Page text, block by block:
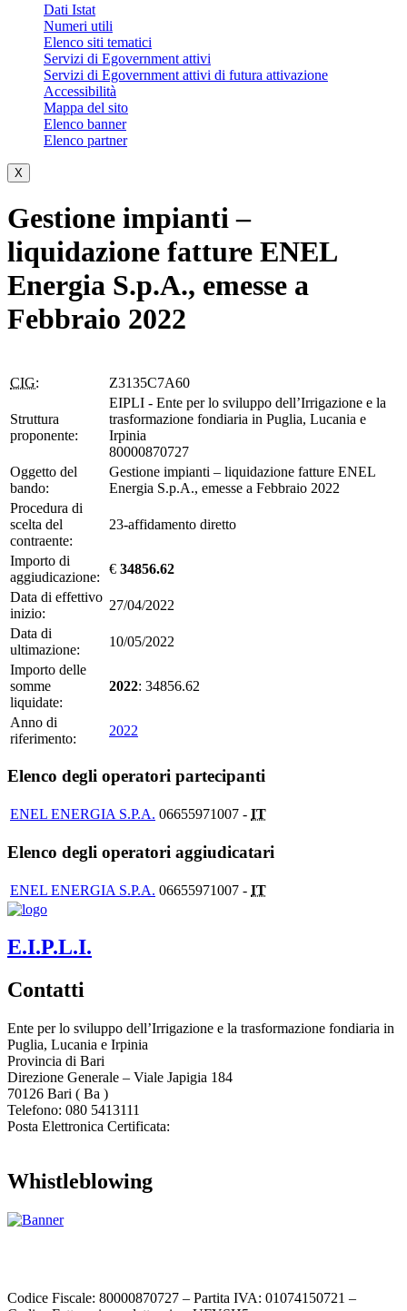
Dati Istat
Numeri utili
Elenco siti tematici
Servizi di Egovernment attivi
Servizi di Egovernment attivi di futura attivazione
Accessibilità
Mappa del sito
Elenco banner
Elenco partner
X
Gestione impianti –
liquidazione fatture ENEL
Energia S.p.A., emesse a
Febbraio 2022
CIG: Z3135C7A60
Struttura
proponente:
EIPLI - Ente per lo sviluppo dell’Irrigazione e la
trasformazione fondiaria in Puglia, Lucania e
Irpinia
80000870727
Oggetto del
bando:
Gestione impianti – liquidazione fatture ENEL
Energia S.p.A., emesse a Febbraio 2022
Procedura di
scelta del
contraente:
23-affidamento diretto
Importo di
aggiudicazione:
€ 34856.62
Data di effettivo
inizio:
27/04/2022
Data di
ultimazione:
10/05/2022
Importo delle
somme
liquidate:
2022: 34856.62
Anno di
riferimento:
2022
Elenco degli operatori partecipanti
ENEL ENERGIA S.P.A. 06655971007 - IT
Elenco degli operatori aggiudicatari
ENEL ENERGIA S.P.A. 06655971007 - IT
E.I.P.L.I.
Contatti
Ente per lo sviluppo dell’Irrigazione e la trasformazione fondiaria in
Puglia, Lucania e Irpinia
Provincia di Bari
Direzione Generale – Viale Japigia 184
70126 Bari ( Ba )
Telefono: 080 5413111
Posta Elettronica Certificata:
Whistleblowing
Codice Fiscale: 80000870727 – Partita IVA: 01074150721 –